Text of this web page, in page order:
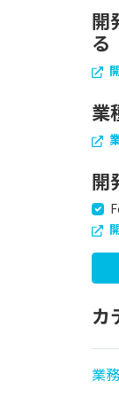
開
る
業
開
カ
業